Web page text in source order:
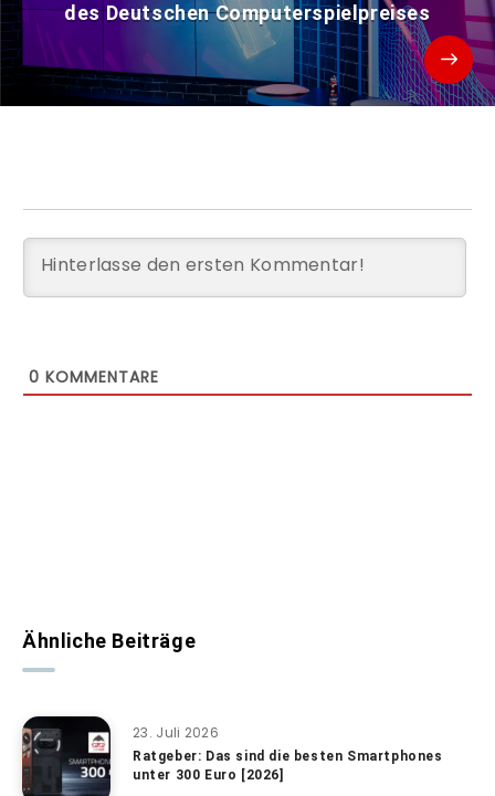
des Deutschen Computerspielpreises
0 KOMMENTARE
Ähnliche Beiträge
23. Juli 2026
Ratgeber: Das sind die besten Smartphones
unter 300 Euro [2026]